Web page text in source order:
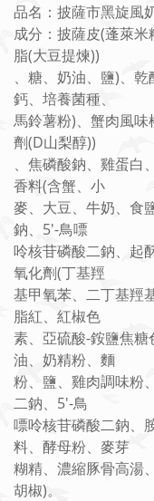
品名：披薩市黑旋風
成分：披薩皮(蓬萊
脂(大豆提煉))
、糖、奶油、鹽)、
鈣、培養菌種、
馬鈴薯粉)、蟹肉風
劑(D山梨醇))
、焦磷酸鈉、雞蛋白
香料(含蟹、小
麥、大豆、牛奶、食
鈉、5'-鳥嘌
呤核苷磷酸二鈉、起
氧化劑(丁基羥
基甲氧苯、二丁基羥
脂紅、紅椒色
素、亞硫酸-銨鹽焦
油、奶精粉、麵
粉、鹽、雞肉調味粉
二鈉、5'-鳥
嘌呤核苷磷酸二鈉、
料、酵母粉、麥芽
糊精、濃縮豚骨高湯
胡椒)。